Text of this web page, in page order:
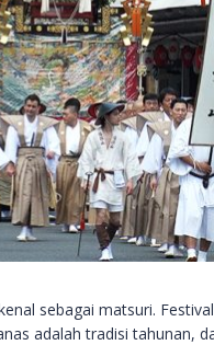
sebagai matsuri.
adalah tradisi tahunan,